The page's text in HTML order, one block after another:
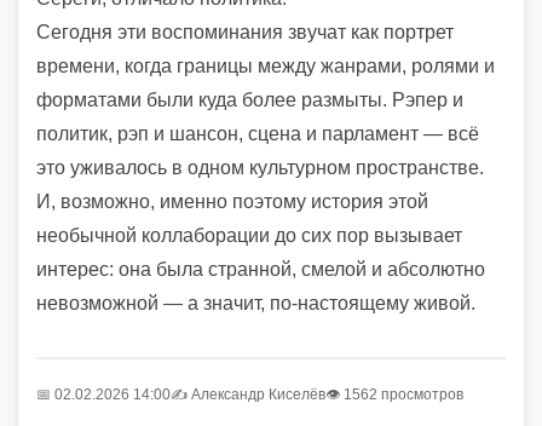
Сегодня эти воспоминания звучат как портрет
времени, когда границы между жанрами, ролями и
форматами были куда более размыты. Рэпер и
политик, рэп и шансон, сцена и парламент — всё
это уживалось в одном культурном пространстве.
И, возможно, именно поэтому история этой
необычной коллаборации до сих пор вызывает
интерес: она была странной, смелой и абсолютно
невозможной — а значит, по-настоящему живой.
📅 02.02.2026 14:00✍️ Александр Киселёв👁 1562 просмотров